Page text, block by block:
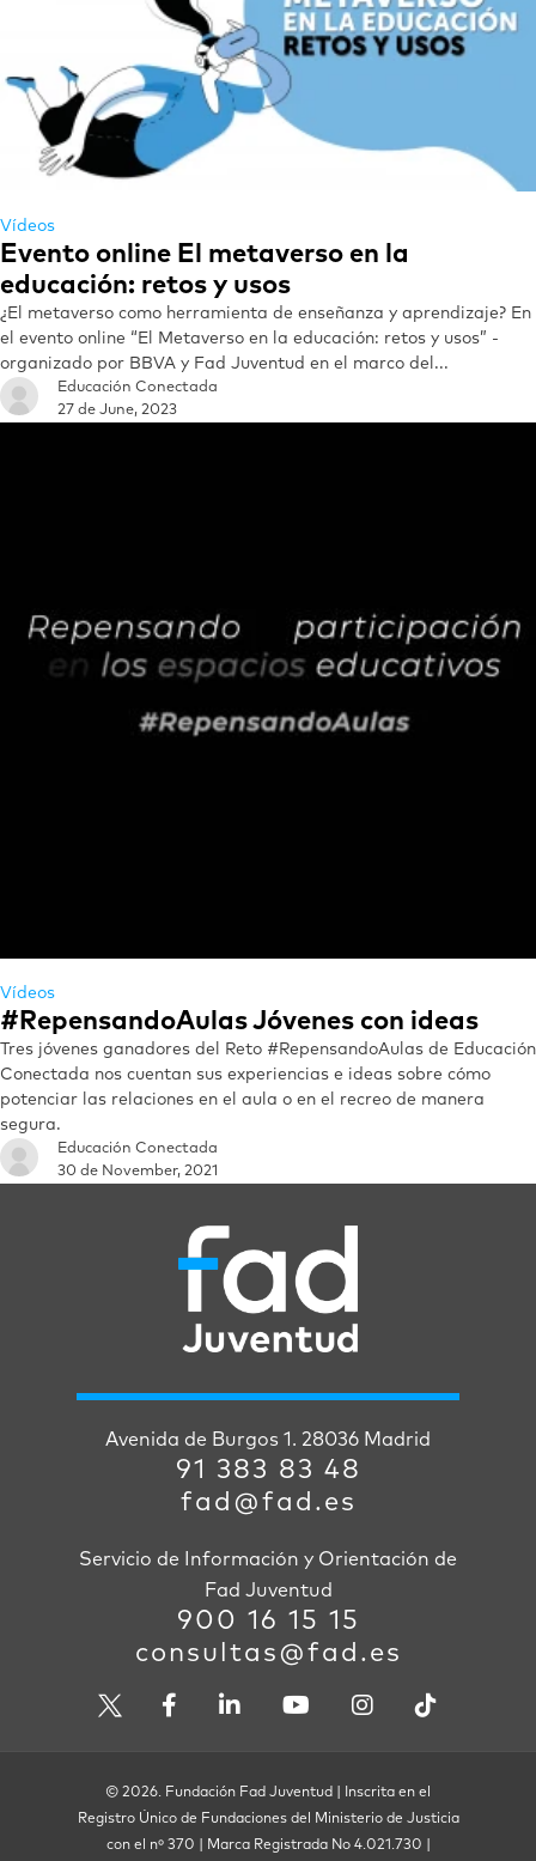
Vídeos
Evento online El metaverso en la
educación: retos y usos
¿El metaverso como herramienta de enseñanza y aprendizaje? En
el evento online “El Metaverso en la educación: retos y usos” -
organizado por BBVA y Fad Juventud en el marco del...
Educación Conectada
27 de June, 2023
Vídeos
#RepensandoAulas Jóvenes con ideas
Tres jóvenes ganadores del Reto #RepensandoAulas de Educación
Conectada nos cuentan sus experiencias e ideas sobre cómo
potenciar las relaciones en el aula o en el recreo de manera
segura.
Educación Conectada
30 de November, 2021
Avenida de Burgos 1. 28036 Madrid
91 383 83 48
fad@fad.es
Servicio de Información y Orientación de
Fad Juventud
900 16 15 15
consultas@fad.es
© 2026. Fundación Fad Juventud | Inscrita en el
Registro Único de Fundaciones del Ministerio de Justicia
con el nº 370 | Marca Registrada No 4.021.730 |